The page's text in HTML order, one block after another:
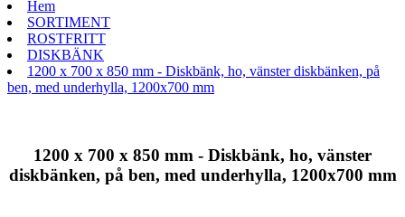
Hem
SORTIMENT
ROSTFRITT
DISKBÄNK
1200 x 700 x 850 mm - Diskbänk, ho, vänster diskbänken, på
ben, med underhylla, 1200x700 mm
1200 x 700 x 850 mm - Diskbänk, ho, vänster
diskbänken, på ben, med underhylla, 1200x700 mm